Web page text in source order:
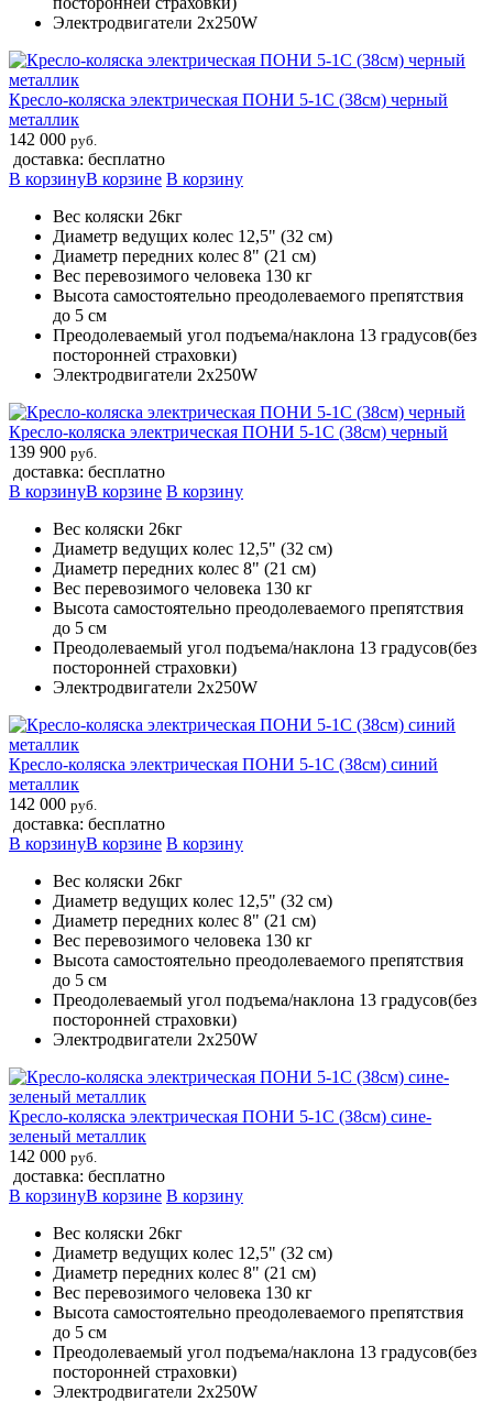
Электродвигатели 2х250W
Кресло-коляска электрическая ПОНИ 5-1С (38см) черный
металлик
142 000 руб.
доставка: бесплатно
В корзинуВ корзине В корзину
Вес коляски 26кг
Диаметр ведущих колес 12,5" (32 см)
Диаметр передних колес 8" (21 см)
Вес перевозимого человека 130 кг
Высота самостоятельно преодолеваемого препятствия
до 5 см
Преодолеваемый угол подъема/наклона 13 градусов(без
посторонней страховки)
Электродвигатели 2х250W
Кресло-коляска электрическая ПОНИ 5-1С (38см) черный
139 900 руб.
доставка: бесплатно
В корзинуВ корзине В корзину
Вес коляски 26кг
Диаметр ведущих колес 12,5" (32 см)
Диаметр передних колес 8" (21 см)
Вес перевозимого человека 130 кг
Высота самостоятельно преодолеваемого препятствия
до 5 см
Преодолеваемый угол подъема/наклона 13 градусов(без
посторонней страховки)
Электродвигатели 2х250W
Кресло-коляска электрическая ПОНИ 5-1С (38см) синий
металлик
142 000 руб.
доставка: бесплатно
В корзинуВ корзине В корзину
Вес коляски 26кг
Диаметр ведущих колес 12,5" (32 см)
Диаметр передних колес 8" (21 см)
Вес перевозимого человека 130 кг
Высота самостоятельно преодолеваемого препятствия
до 5 см
Преодолеваемый угол подъема/наклона 13 градусов(без
посторонней страховки)
Электродвигатели 2х250W
Кресло-коляска электрическая ПОНИ 5-1С (38см) сине-
зеленый металлик
142 000 руб.
доставка: бесплатно
В корзинуВ корзине В корзину
Вес коляски 26кг
Диаметр ведущих колес 12,5" (32 см)
Диаметр передних колес 8" (21 см)
Вес перевозимого человека 130 кг
Высота самостоятельно преодолеваемого препятствия
до 5 см
Преодолеваемый угол подъема/наклона 13 градусов(без
посторонней страховки)
Электродвигатели 2х250W